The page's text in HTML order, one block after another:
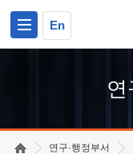
En
연
연구·행정부서